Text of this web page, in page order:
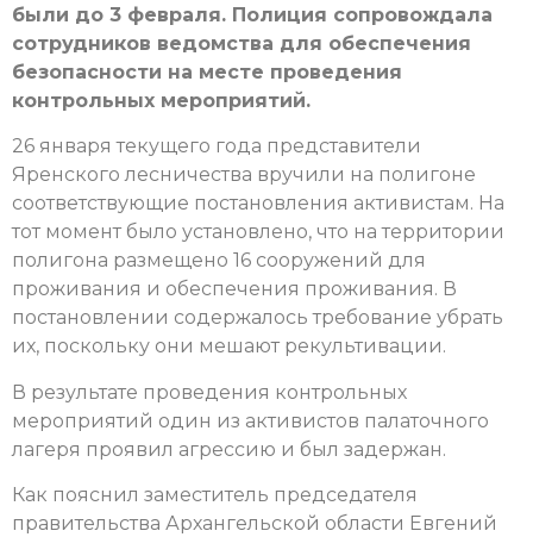
были до 3 февраля. Полиция сопровождала
сотрудников ведомства для обеспечения
безопасности на месте проведения
контрольных мероприятий.
26​ января текущего года представители
Яренского лесничества вручили на полигоне
соответствующие постановления активистам. На​
тот момент было установлено, что на​ территории
полигона размещено 16 сооружений для
проживания и​ обеспечения проживания. В​
постановлении содержалось требование убрать
их, поскольку они мешают рекультивации.
В результате проведения контрольных
мероприятий один из активистов палаточного
лагеря проявил агрессию и был задержан.
Как пояснил заместитель председателя
правительства Архангельской области Евгений